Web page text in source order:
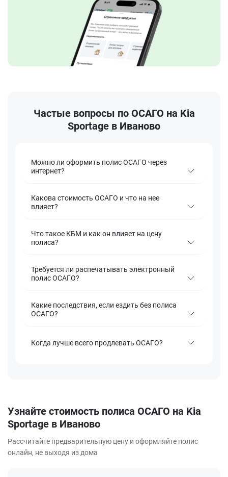
Частые вопросы по ОСАГО на Kia
Sportage в Иваново
Можно ли оформить полис ОСАГО через
интернет?
Какова стоимость ОСАГО и что на нее
влияет?
Что такое КБМ и как он влияет на цену
полиса?
Требуется ли распечатывать электронный
полис ОСАГО?
Какие последствия, если ездить без полиса
ОСАГО?
Когда лучше всего продлевать ОСАГО?
Узнайте стоимость полиса ОСАГО на Kia
Sportage в Иваново
Рассчитайте предварительную цену и оформляйте полис
онлайн, не выходя из дома